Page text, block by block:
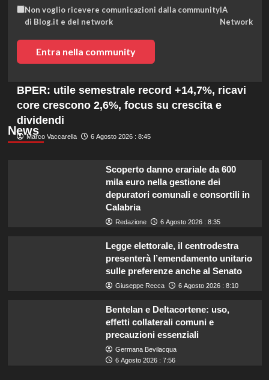
Non voglio ricevere comunicazioni dalla community
di Blog.it e del network
IA
Network
Entra nella community
News
BPER: utile semestrale record +14,7%, ricavi
core crescono 2,6%, focus su crescita e
dividendi
Marco Vaccarella 6 Agosto 2026 : 8:45
Scoperto danno erariale da 600
mila euro nella gestione dei
depuratori comunali e consortili in
Calabria
Redazione 6 Agosto 2026 : 8:35
Legge elettorale, il centrodestra
presenterà l’emendamento unitario
sulle preferenze anche al Senato
Giuseppe Recca 6 Agosto 2026 : 8:10
Bentelan e Deltacortene: uso,
effetti collaterali comuni e
precauzioni essenziali
Germana Bevilacqua
6 Agosto 2026 : 7:56